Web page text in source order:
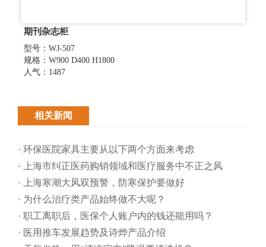
期刊杂志柜
型号：WJ-507
规格：W900 D400 H1800
人气：1487
相关新闻
· 环保医院家具主要从以下两个方面来考虑
· 上海市纠正医药购销领域和医疗服务中不正之风
· 上海寒潮大风双预警，防寒保护要做好
· 为什么治疗类产品始终做不大呢？
· 职工离职后，医保个人账户内的钱还能用吗​？
· 医用推车发展趋势及诗烨产品介绍